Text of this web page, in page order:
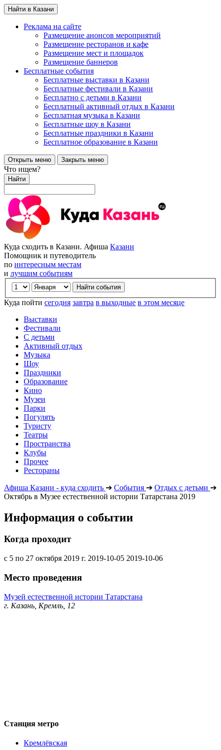
Найти в Казани
Реклама на сайте
Размещение анонсов мероприятий
Размещение ресторанов и кафе
Размещение мест и площадок
Размещение баннеров
Бесплатные события
Бесплатные выставки в Казани
Бесплатные фестивали в Казани
Бесплатно с детьми в Казани
Бесплатный активный отдых в Казани
Бесплатная музыка в Казани
Бесплатные шоу в Казани
Бесплатные праздники в Казани
Бесплатное образование в Казани
Открыть меню Закрыть меню
Что ищем?
Найти
Куда сходить в Казани. Афиша Казани
Помощник и путеводитель
по интересным местам
и лучшим событиям
Куда пойти сегодня завтра в выходные в этом месяце
Выставки
Фестивали
С детьми
Активный отдых
Музыка
Шоу
Праздники
Образование
Кино
Музеи
Парки
Погулять
Туристу
Театры
Пространства
Клубы
Прочее
Рестораны
Афиша Казани - куда сходить ➔ События ➔ Отдых с детьми ➔
Октябрь в Музее естественной истории Татарстана 2019
Информация о событии
Когда проходит
с 5 по 27 октября 2019 г. 2019-10-05 2019-10-06
Место проведения
Музей естественной истории Татарстана
г. Казань, Кремль, 12
Станция метро
Кремлёвская